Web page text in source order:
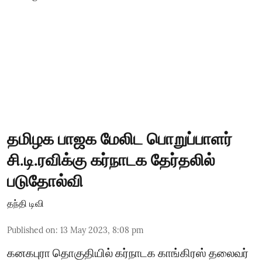
தமிழக பாஜக மேலிட பொறுப்பாளர்
சி.டி.ரவிக்கு கர்நாடக தேர்தலில்
படுதோல்வி
தந்தி டிவி
Published on: 13 May 2023, 8:08 pm
கனகபுரா தொகுதியில் கர்நாடக காங்கிரஸ் தலைவர்